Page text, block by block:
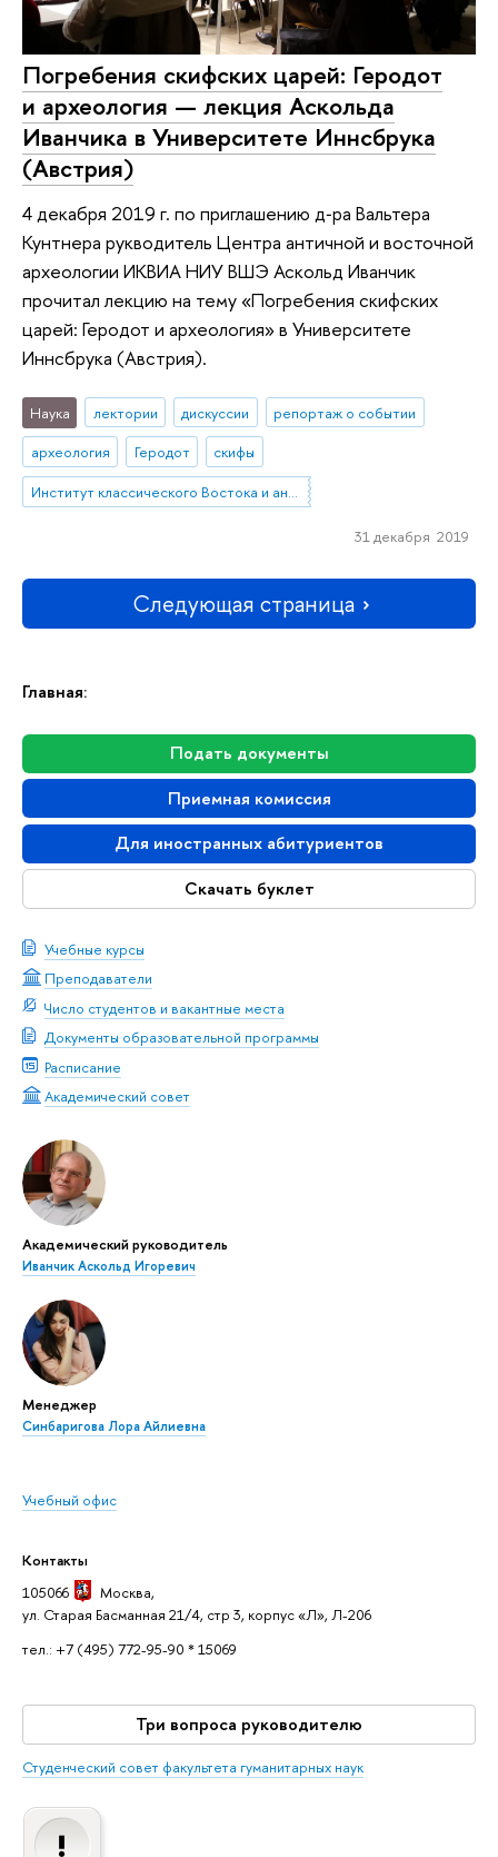
Главная:
Подать документы
Приемная комиссия
Для иностранных абитуриентов
Скачать буклет
Учебные курсы
Преподаватели
Число студентов и вакантные места
Документы образовательной программы
Расписание
Академический совет
Академический руководитель
Иванчик Аскольд Игоревич
Менеджер
Синбаригова Лора Айлиевна
Учебный офис
Контакты
105066
Москва,
ул. Старая Басманная 21/4, стр 3, корпус «Л», Л-206
тел.: +7 (495) 772-95-90 * 15069
Три вопроса руководителю
Студенческий совет факультета гуманитарных наук
Погребения скифских царей: Геродот
и археология — лекция Аскольда
Иванчика в Университете Иннсбрука
(Австрия)
4 декабря 2019 г. по приглашению д‑ра Вальтера
Кунтнера рукводитель Центра античной и восточной
археологии ИКВИА НИУ ВШЭ Аскольд Иванчик
прочитал лекцию на тему «Погребения скифских
царей: Геродот и археология» в Университете
Иннсбрука (Австрия).
Наука лектории дискуссии
репортаж о событии
археология
Геродот
скифы
Институт классического Востока и античности
31 декабря 2019
Следующая страница